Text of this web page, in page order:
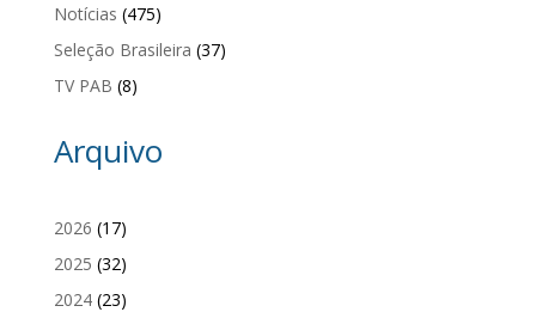
Notícias (475)
Seleção Brasileira (37)
TV PAB (8)
Arquivo
2026 (17)
2025 (32)
2024(23)